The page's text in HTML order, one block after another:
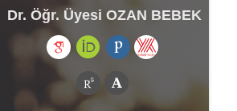
Dr. Öğr. Üyesi OZAN BEBEK